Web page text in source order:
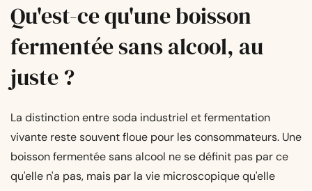
Qu'est-ce qu'une boisson
fermentée sans alcool, au
juste ?
La distinction entre soda industriel et fermentation
vivante reste souvent floue pour les consommateurs. Une
boisson fermentée sans alcool ne se définit pas par ce
qu'elle n'a pas, mais par la vie microscopique qu'elle